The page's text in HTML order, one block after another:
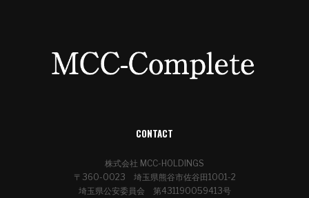
CONTACT
株式会社 MCC-HOLDINGS
〒360-0023 埼玉県熊谷市佐谷田1001-2
埼玉県公安委員会 第431190059413号